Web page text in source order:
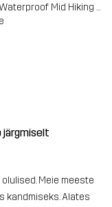
Trailknit Waterproof Mid Hiking Shoes
järgmiselt
Meie meeste
kandmiseks. Alates